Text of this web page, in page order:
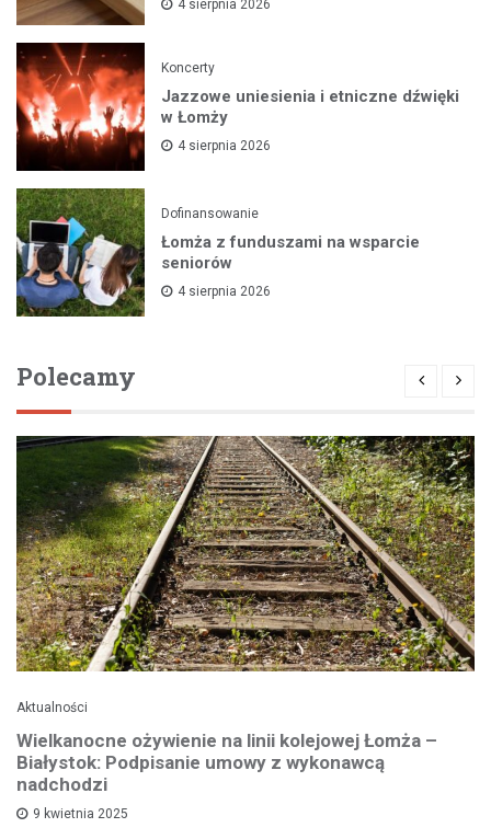
4 sierpnia 2026
Koncerty
Jazzowe uniesienia i etniczne dźwięki
w Łomży
4 sierpnia 2026
Dofinansowanie
Łomża z funduszami na wsparcie
seniorów
4 sierpnia 2026
Polecamy
Aktualności
Wielkanocne ożywienie na linii kolejowej Łomża –
Białystok: Podpisanie umowy z wykonawcą
nadchodzi
9 kwietnia 2025